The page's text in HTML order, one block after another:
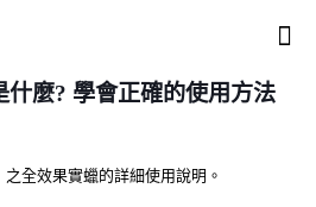
什麼? 學會正確的使用方法
全效果實蠟的詳細使用說明。